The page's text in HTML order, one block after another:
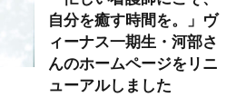
自分を癒す時間を。」ヴ
ィーナス一期生・河部さ
んのホームページをリニ
ューアルしました